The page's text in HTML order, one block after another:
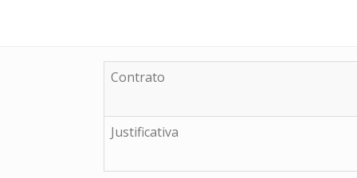
Contrato
Justificativa